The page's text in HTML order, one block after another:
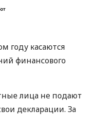
году касаются
финансового
лица не подают
декларации. За